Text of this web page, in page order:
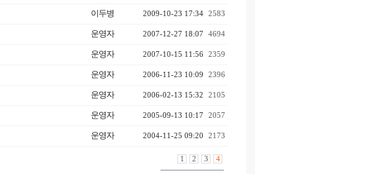
이두병 2009-10-23 17:34 2583
운영자 2007-12-27 18:07 4694
운영자 2007-10-15 11:56 2359
운영자 2006-11-23 10:09 2396
운영자 2006-02-13 15:32 2105
운영자 2005-09-13 10:17 2057
운영자 2004-11-25 09:20 2173
1 2 3 4